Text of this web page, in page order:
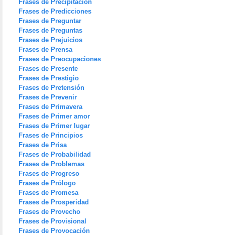
Frases de Precipitación
Frases de Predicciones
Frases de Preguntar
Frases de Preguntas
Frases de Prejuicios
Frases de Prensa
Frases de Preocupaciones
Frases de Presente
Frases de Prestigio
Frases de Pretensión
Frases de Prevenir
Frases de Primavera
Frases de Primer amor
Frases de Primer lugar
Frases de Principios
Frases de Prisa
Frases de Probabilidad
Frases de Problemas
Frases de Progreso
Frases de Prólogo
Frases de Promesa
Frases de Prosperidad
Frases de Provecho
Frases de Provisional
Frases de Provocación